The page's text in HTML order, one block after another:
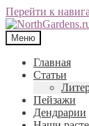
Перейти к
Меню
Главная
Статьи
Пейзажи
Дендрарии